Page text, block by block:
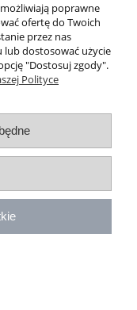
poprawne
ofertę do Twoich
przez nas
lub dostosować użycie
"Dostosuj zgody".
Polityce